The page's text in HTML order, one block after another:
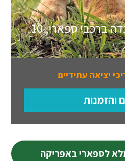
טיול מאורגן ברואנדה ברכבי ספארי, 10
יציאה עתידיים
והזמנות
לספארי באפריקה